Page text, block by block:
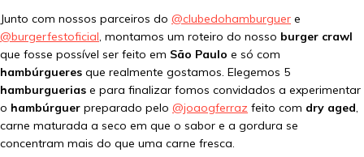
Junto com nossos parceiros do @clubedohamburguer e
@burgerfestoficial, montamos um roteiro do nosso burger crawl
que fosse possível ser feito em São Paulo e só com
hambúrgueres que realmente gostamos. Elegemos 5
hamburguerias e para finalizar fomos convidados a experimentar
o hambúrguer preparado pelo @joaogferraz feito com dry aged,
carne maturada a seco em que o sabor e a gordura se
concentram mais do que uma carne fresca.